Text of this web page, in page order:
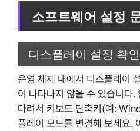
소프트웨어 설정
디스플레이 설정 확
운영 체제 내에서 디스플레이
이 나타나지 않을 수 있습니다.
다려서 키보드 단축키(예:
플레이 모드를 변경해 보세요.